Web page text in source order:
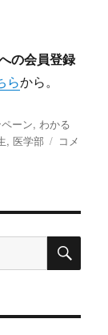
の会員登録
らから。
ーン,わかる
,医学部
「わ
学」
吸
器
＼
コメ
検